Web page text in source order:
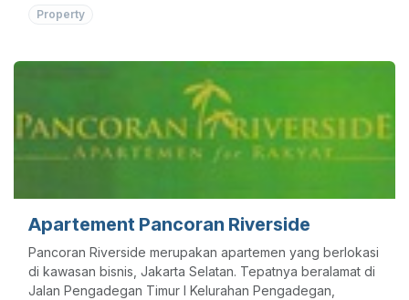
Property
Apartement Pancoran Riverside
Pancoran Riverside merupakan apartemen yang berlokasi
di kawasan bisnis, Jakarta Selatan. Tepatnya beralamat di
Jalan Pengadegan Timur I Kelurahan Pengadegan,